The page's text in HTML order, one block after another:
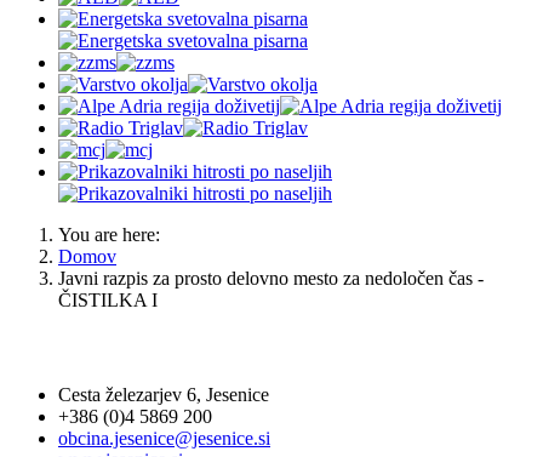
You are here:
Domov
Javni razpis za prosto delovno mesto za nedoločen čas -
ČISTILKA I
Cesta železarjev 6, Jesenice
+386 (0)4 5869 200
obcina.jesenice@jesenice.si